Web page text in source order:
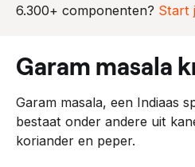
6.300+ componenten? Start
garam masala
Garam masala, een Indiaas
bestaat onder andere uit
koriander en peper.